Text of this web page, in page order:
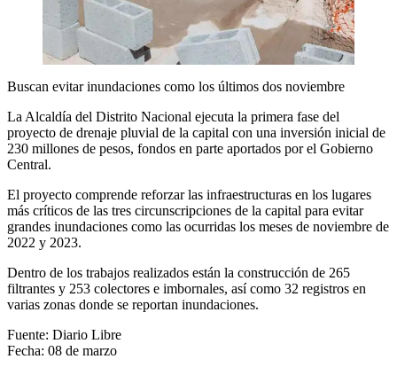
Buscan evitar inundaciones como los últimos dos noviembre
La Alcaldía del Distrito Nacional ejecuta la primera fase del
proyecto de drenaje pluvial de la capital con una inversión inicial de
230 millones de pesos, fondos en parte aportados por el Gobierno
Central.
El proyecto comprende reforzar las infraestructuras en los lugares
más críticos de las tres circunscripciones de la capital para evitar
grandes inundaciones como las ocurridas los meses de noviembre de
2022 y 2023.
Dentro de los trabajos realizados están la construcción de 265
filtrantes y 253 colectores e imbornales, así como 32 registros en
varias zonas donde se reportan inundaciones.
Fuente: Diario Libre
Fecha: 08 de marzo